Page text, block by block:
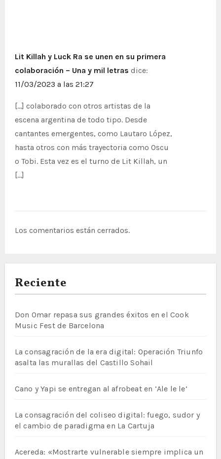
Lit Killah y Luck Ra se unen en su primera
colaboración – Una y mil letras dice:
11/03/2023 a las 21:27
[…] colaborado con otros artistas de la
escena argentina de todo tipo. Desde
cantantes emergentes, como Lautaro López,
hasta otros con más trayectoria como Oscu
o Tobi. Esta vez es el turno de Lit Killah, un
[…]
Los comentarios están cerrados.
Reciente
Don Omar repasa sus grandes éxitos en el Cook
Music Fest de Barcelona
La consagración de la era digital: Operación Triunfo
asalta las murallas del Castillo Sohail
Cano y Yapi se entregan al afrobeat en ‘Ale le le’
La consagración del coliseo digital: fuego, sudor y
el cambio de paradigma en La Cartuja
Acereda: «Mostrarte vulnerable siempre implica un